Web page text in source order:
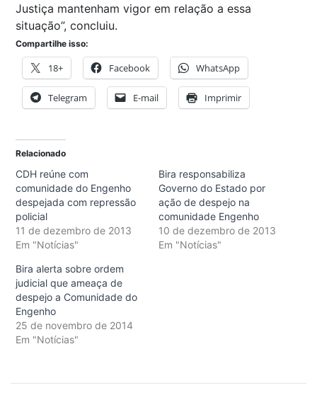
Justiça mantenham vigor em relação a essa
situação”, concluiu.
Compartilhe isso:
18+ Facebook WhatsApp
Telegram E-mail Imprimir
Relacionado
CDH reúne com
comunidade do Engenho
despejada com repressão
policial
11 de dezembro de 2013
Em "Notícias"
Bira responsabiliza
Governo do Estado por
ação de despejo na
comunidade Engenho
10 de dezembro de 2013
Em "Notícias"
Bira alerta sobre ordem
judicial que ameaça de
despejo a Comunidade do
Engenho
25 de novembro de 2014
Em "Notícias"